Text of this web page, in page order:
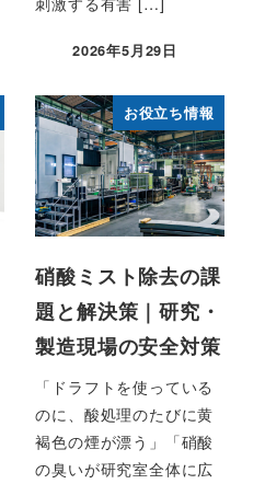
2026年5月29日
お役立ち情報
硝酸ミスト除去の課
題と解決策｜研究・
製造現場の安全対策
「ドラフトを使っている
のに、酸処理のたびに黄
褐色の煙が漂う」「硝酸
の臭いが研究室全体に広